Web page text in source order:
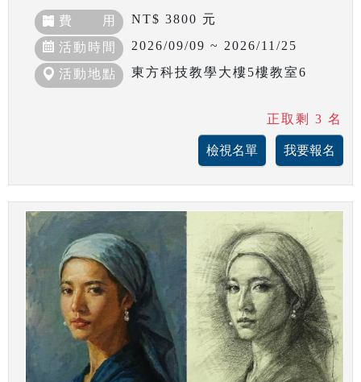
費 用 NT$ 3800 元
活動時間 2026/09/09 ~ 2026/11/25
活動地點 東方科技教學大樓5樓教室6
正取剩 3 名